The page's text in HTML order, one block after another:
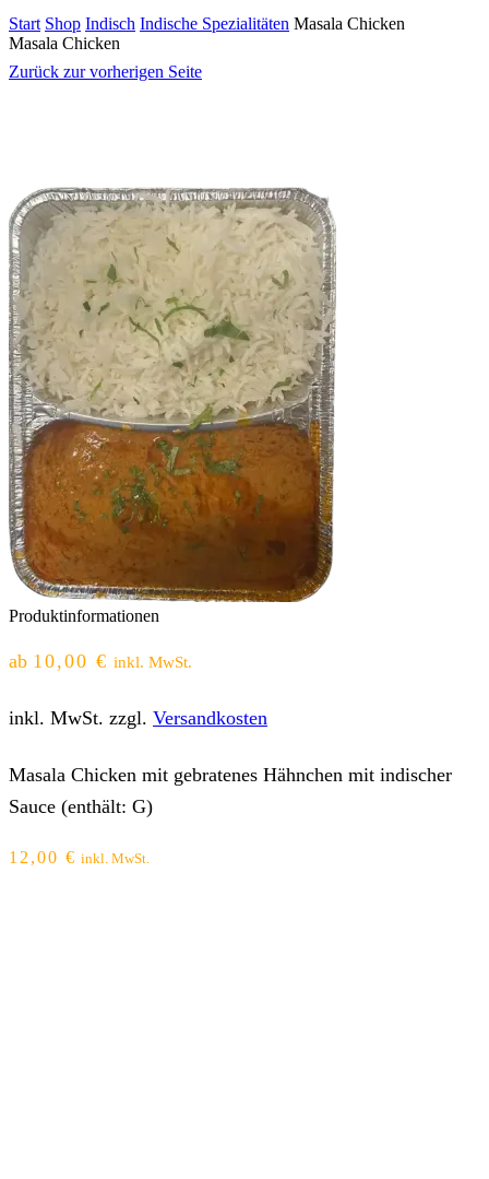
Start Shop Indisch Indische Spezialitäten Masala Chicken
Masala Chicken
Zurück zur vorherigen Seite
Produktinformationen
ab 10,00 € inkl. MwSt.
inkl. MwSt. zzgl. Versandkosten
Masala Chicken mit gebratenes Hähnchen mit indischer
Sauce (enthält: G)
12,00 € inkl. MwSt.